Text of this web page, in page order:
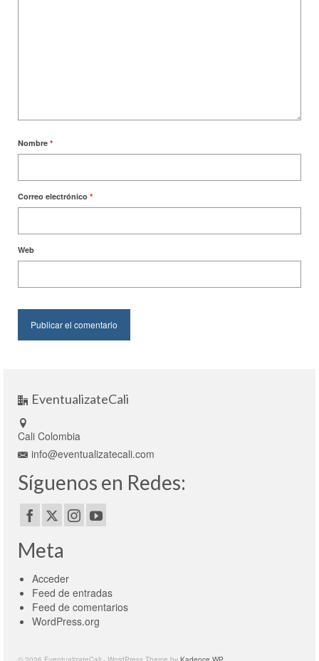
Nombre *
Correo electrónico *
Web
EventualizateCali
Cali Colombia
info@eventualizatecali.com
Síguenos en Redes:
Meta
Acceder
Feed de entradas
Feed de comentarios
WordPress.org